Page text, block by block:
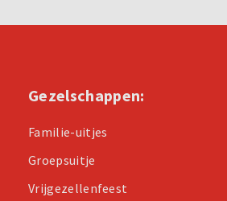
Gezelschappen:
Familie-uitjes
Groepsuitje
Vrijgezellenfeest